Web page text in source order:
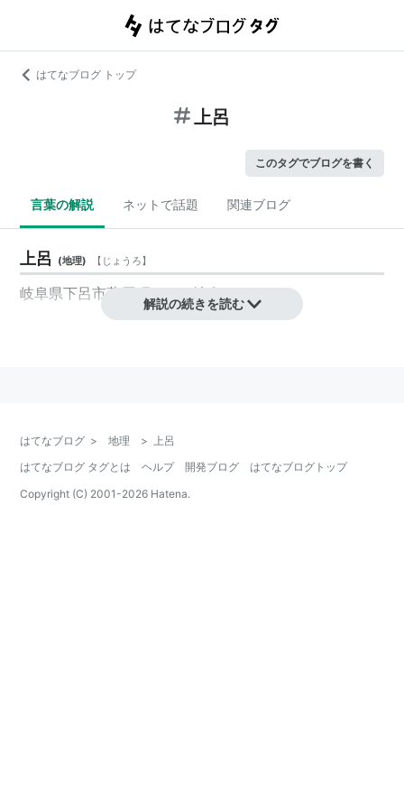
はてなブログ トップ
上呂
このタグでブログを書く
言葉の解説 ネットで話題 関連ブログ
上呂 (地理) 【 じょうろ】
岐阜県下呂市萩原町にある地名。
解説の続きを読む
はてなブログ > 地理 > 上呂
はてなブログ タグとは
ヘルプ 開発ブログ
はてなブログトップ
Copyright (C) 2001-2026 Hatena.